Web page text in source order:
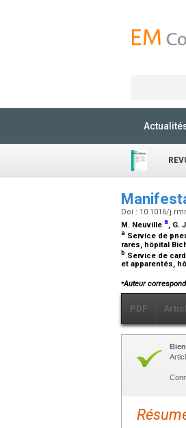
Doi : 10.1016/
M. Neuville a, G.
a Service de
rares, hôpital
b Service de
et apparentés,
⁎Auteur
PDF